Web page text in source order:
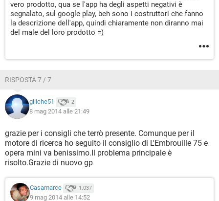
vero prodotto, qua se l'app ha degli aspetti negativi è
segnalato, sul google play, beh sono i costruttori che fanno
la descrizione dell'app, quindi chiaramente non diranno mai
del male del loro prodotto =)
RISPOSTA 7 / 7
giliche51 2
8 mag 2014 alle 21:49
grazie per i consigli che terrò presente. Comunque per il
motore di ricerca ho seguito il consiglio di L'Embrouille 75 e
opera mini va benissimo.Il problema principale è
risolto.Grazie di nuovo gp
Casamarce 1.037
9 mag 2014 alle 14:52